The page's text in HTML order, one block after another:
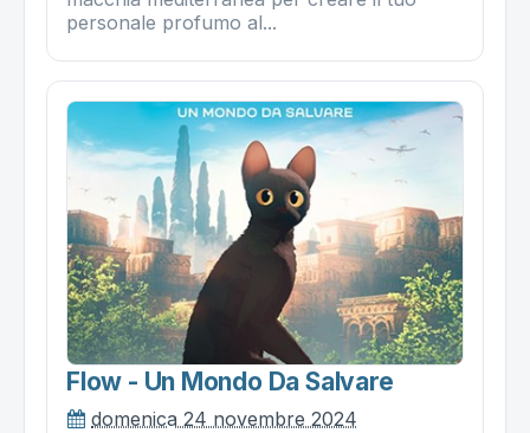
personale profumo al...
Flow - Un Mondo Da Salvare
domenica 24 novembre 2024